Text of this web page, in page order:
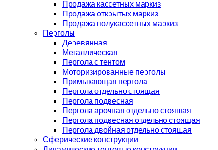
Продажа кассетных маркиз
Продажа открытых маркиз
Продажа полукассетных маркиз
Перголы
Деревянная
Металлическая
Пергола с тентом
Моторизированные перголы
Примыкающая пергола
Пергола отдельно стоящая
Пергола подвесная
Пергола арочная отдельно стоящая
Пергола подвесная отдельно стоящая
Пергола двойная отдельно стоящая
Сферические конструкции